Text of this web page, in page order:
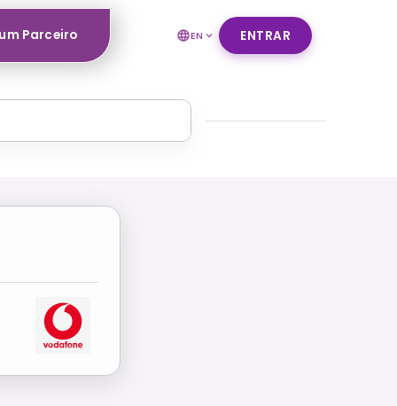
Parceiro EN ENTRAR